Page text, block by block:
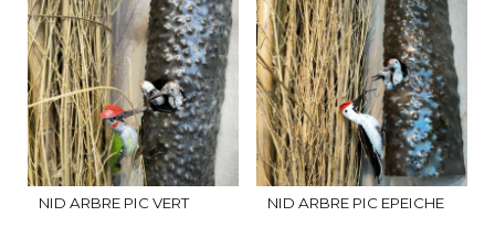
NID ARBRE PIC VERT NID ARBRE PIC EPEICHE